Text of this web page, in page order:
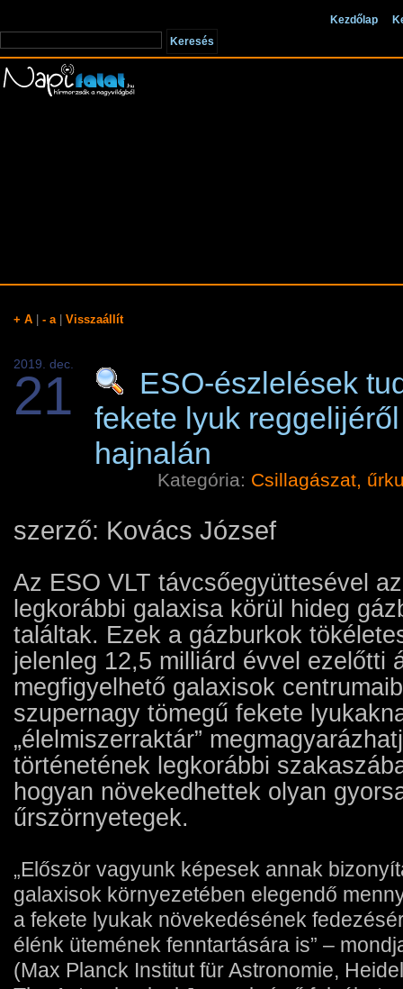
Kezdőlap
+ A - a| Visszaállít
2019. dec.
21
ESO-észlelések
fekete lyuk
hajnalán
Kategória: Csillagászat,
szerző: Kovács József
Az ESO VLT távcsőegyüttesével
legkorábbi galaxisa körül hideg
találtak. Ezek a gázburkok
jelenleg 12,5 milliárd évvel ezelőtti
megfigyelhető galaxisok
szupernagy tömegű fekete
„élelmiszerraktár”
történetének legkorábbi
hogyan növekedhettek olyan
űrszörnyetegek.
„Először vagyunk képesek annak
galaxisok környezetében elegendő
a fekete lyukak növekedésének
élénk ütemének fenntartására is” –
(Max Planck Institut für Astronomie,